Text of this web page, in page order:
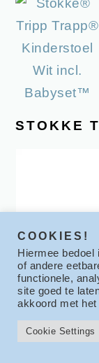
STOKKE
COOKIES!
Hiermee
of andere
functionele,
site goed te
akkoord met
Cookie Settings